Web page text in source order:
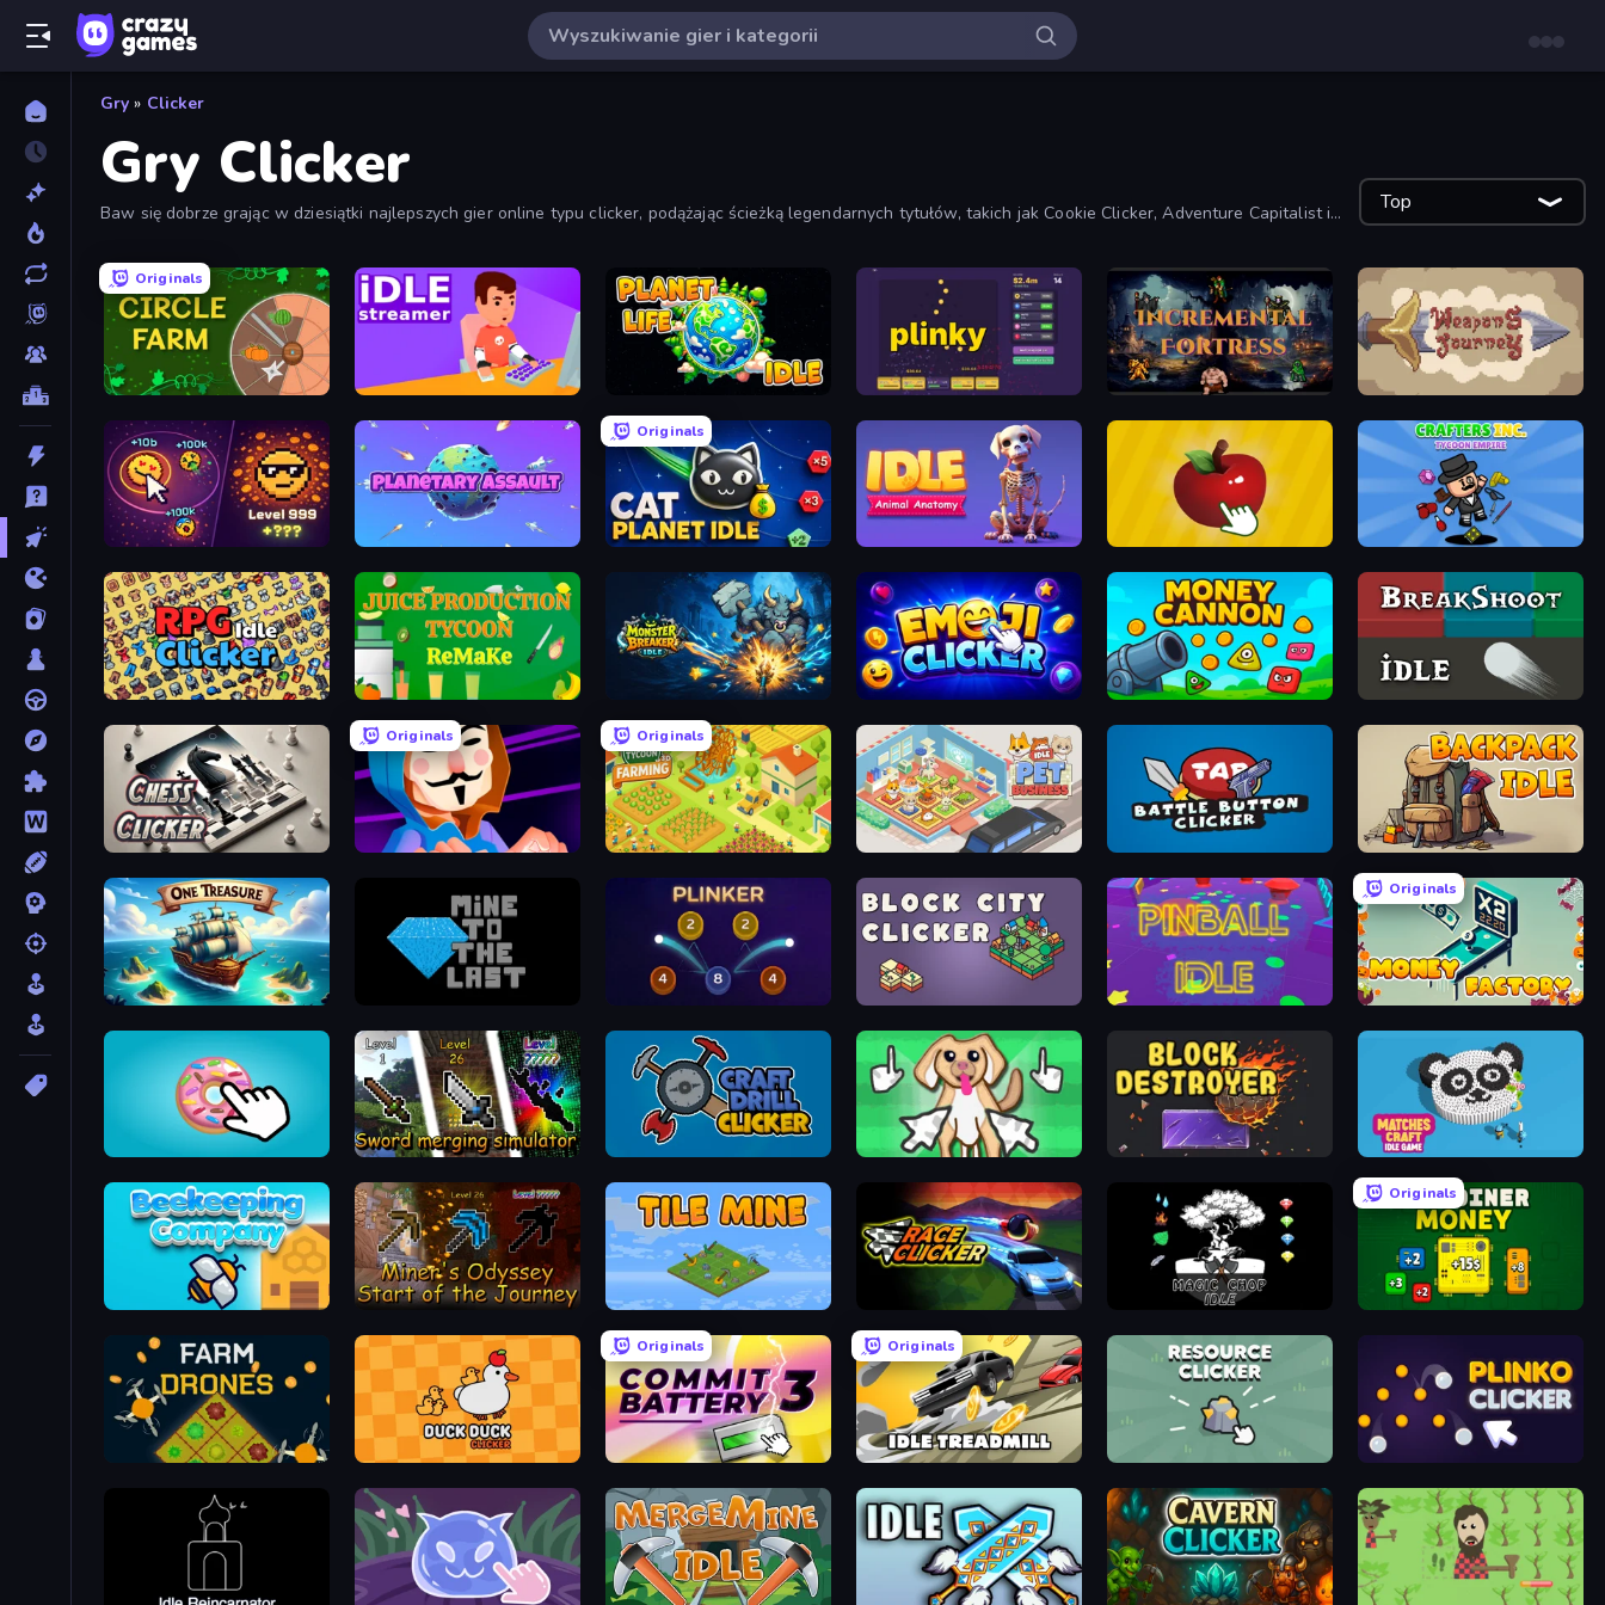
Gry » Clicker
Gry Clicker
Baw się dobrze grając w dziesiątki najlepszych gier online typu clicker, podążając ścieżką legendarnych tytułów, takich jak Cookie Clicker, Adventure Capitalist i
Top
Originals
Circle Farm Idle Streamer Planet Life Idle Plinky Incremental Fortress Weapons Journey
Dominate All Shapes Planetary Assault
Originals
Cat Planet Idle Idle Animal Anatomy Fruit Clicker Crafters Inc: Tycoon Empire
RPG Idle Clicker Juice Production Tycoon Remake Monster Breaker Idle Emoji Clickers Money Cannon
Chess Clicker
Originals
Hacking Hero: Hacker Clicker
Originals
Farming Tycoon 3D Idle Pet Business Backpack Idle
One Treasure Plinker Block City Clicker Pinball Idle
Originals
Money Factory
Donut Clicker Sword Merging Simulator Craft Drill Clicker Doggo Clicker Block Destroyer Matches Craft - Idle Game
Beekeeping Company Miner's Odyssey Tile Mine Magic Chop Idle
Originals
BitCoiner
Farm Drones Duck Duck Clicker
Originals
Commit Battery 3
Originals
Idle Treadmill Resource Clicker Plinko Clicker